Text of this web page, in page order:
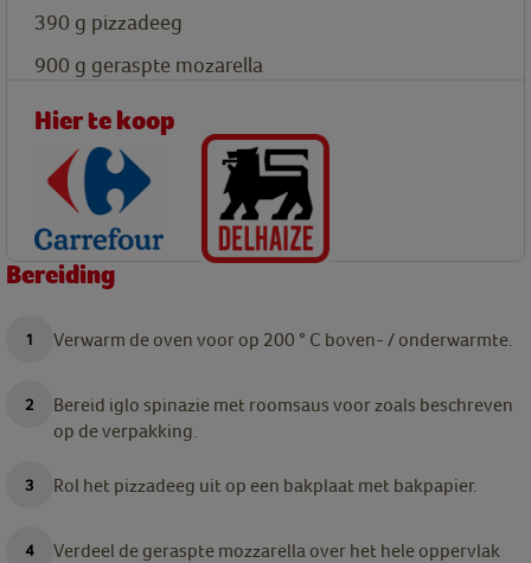
390 g pizzadeeg
900 g geraspte mozarella
Hier te koop
Bereiding
Verwarm de oven voor op 200 ° C boven- / onderwarmte.
Bereid iglo spinazie met roomsaus voor zoals beschreven
op de verpakking.
Rol het pizzadeeg uit op een bakplaat met bakpapier.
Verdeel de geraspte mozzarella over het hele oppervlak